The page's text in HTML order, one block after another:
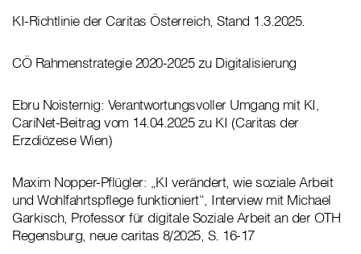
KI-Richtlinie der Caritas Österreich, Stand 1.3.2025.
CÖ Rahmenstrategie 2020-2025 zu Digitalisierung
Ebru Noisternig: Verantwortungsvoller Umgang mit KI,
CariNet-Beitrag vom 14.04.2025 zu KI (Caritas der
Erzdiözese Wien)
Maxim Nopper-Pflügler: „KI verändert, wie soziale Arbeit
und Wohlfahrtspflege funktioniert“, Interview mit Michael
Garkisch, Professor für digitale Soziale Arbeit an der OTH
Regensburg, neue caritas 8/2025, S. 16-17